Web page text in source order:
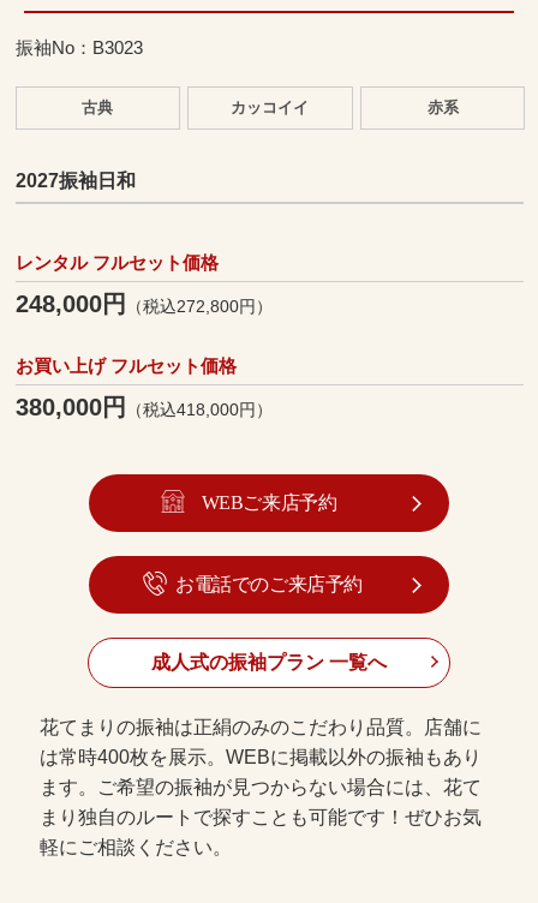
振袖No：B3023
古典 カッコイイ 赤系
2027振袖日和
レンタル フルセット価格
248,000円 （税込272,800円）
お買い上げ フルセット価格
380,000円 （税込418,000円）
WEBご来店予約
お電話でのご来店予約
成人式の振袖プラン 一覧へ
花てまりの振袖は正絹のみのこだわり品質。店舗に
は常時400枚を展示。WEBに掲載以外の振袖もあり
ます。ご希望の振袖が見つからない場合には、花て
まり独自のルートで探すことも可能です！ぜひお気
軽にご相談ください。